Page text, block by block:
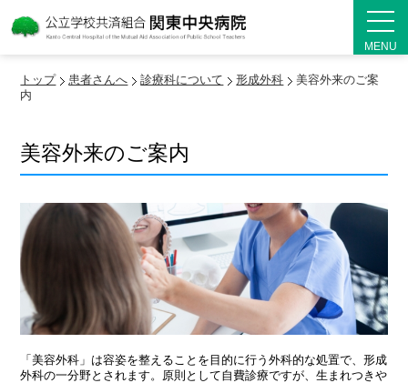
MENU
トップ 患者さんへ 診療科について 形成外科
美容外来のご案
内
美容外来のご案内
「美容外科」は容姿を整えることを目的に行う外科的な処置で、形成
外科の一分野とされます。原則として自費診療ですが、生まれつきや